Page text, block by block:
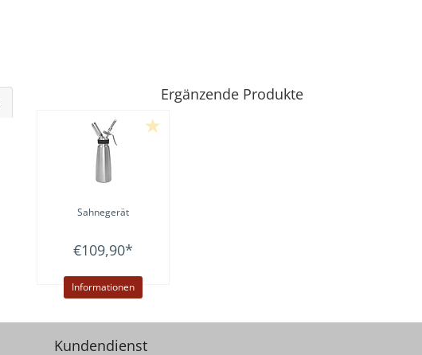
Ergänzende Produkte
Sahnegerät
€109,90*
Informationen
Kundendienst